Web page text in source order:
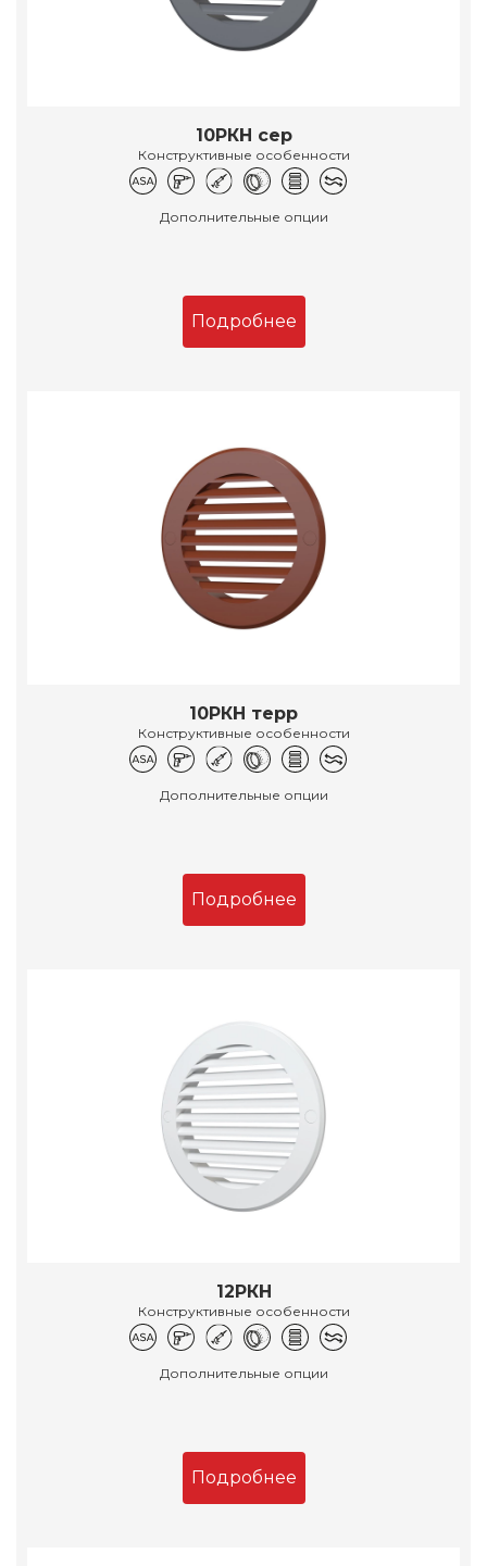
10РКН сер
Конструктивные особенности
Дополнительные опции
Подробнее
10РКН терр
Конструктивные особенности
Дополнительные опции
Подробнее
12РКН
Конструктивные особенности
Дополнительные опции
Подробнее